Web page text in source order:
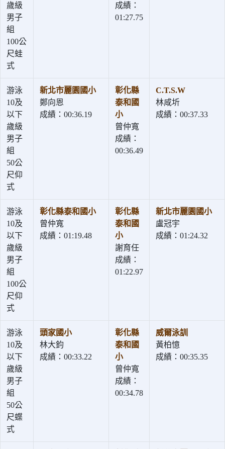
歲級
男子
組
100公
尺蛙
式
成績：
01:27.75
游泳
10及
以下
歲級
男子
組
50公
尺仰
式
新北市麗園國小
鄭向恩
成績：00:36.19
彰化縣
泰和國
小
曾仲寬
成績：
00:36.49
C.T.S.W
林咸圻
成績：00:37.33
游泳
10及
以下
歲級
男子
組
100公
尺仰
式
彰化縣泰和國小
曾仲寬
成績：01:19.48
彰化縣
泰和國
小
謝育任
成績：
01:22.97
新北市麗園國小
盧冠宇
成績：01:24.32
游泳
10及
以下
歲級
男子
組
50公
尺蝶
式
頭家國小
林大鈞
成績：00:33.22
彰化縣
泰和國
小
曾仲寬
成績：
00:34.78
威爾泳訓
黃柏憶
成績：00:35.35